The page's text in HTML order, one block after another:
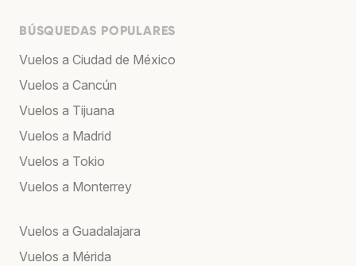
BÚSQUEDAS POPULARES
Vuelos a Ciudad de México
Vuelos a Cancún
Vuelos a Tijuana
Vuelos a Madrid
Vuelos a Tokio
Vuelos a Monterrey
Vuelos a Guadalajara
Vuelos a Mérida